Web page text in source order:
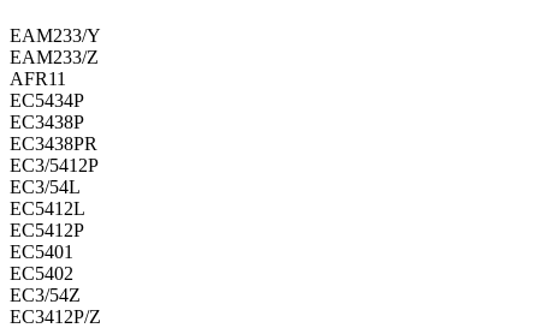
EAM233/Y
EAM233/Z
AFR11
EC5434P
EC3438P
EC3438PR
EC3/5412P
EC3/54L
EC5412L
EC5412P
EC5401
EC5402
EC3/54Z
EC3412P/Z